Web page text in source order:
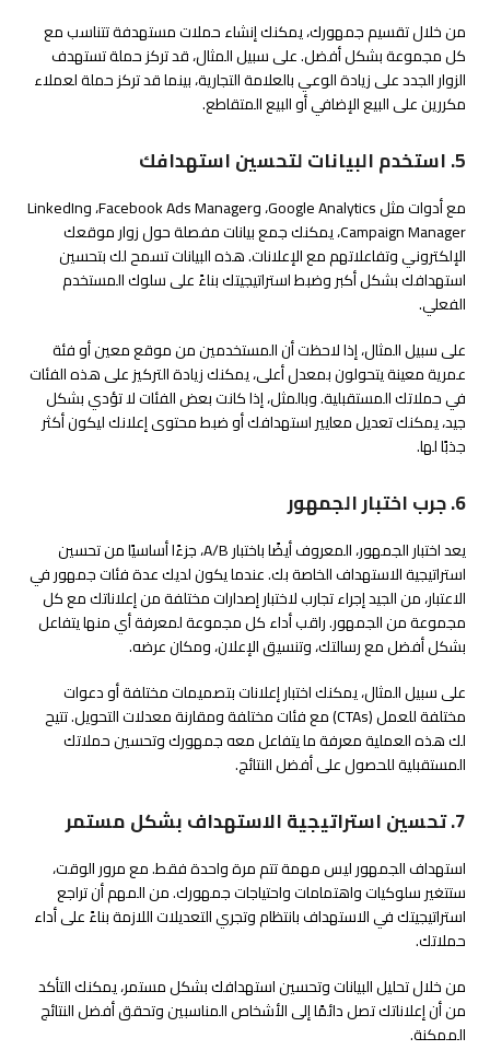
من خلال تقسيم جمهورك، يمكنك إنشاء حملات مستهدفة تتناسب مع
كل مجموعة بشكل أفضل. على سبيل المثال، قد تركز حملة تستهدف
الزوار الجدد على زيادة الوعي بالعلامة التجارية، بينما قد تركز حملة لعملاء
مكررين على البيع الإضافي أو البيع المتقاطع.
5. استخدم البيانات لتحسين استهدافك
مع أدوات مثل Google Analytics، وFacebook Ads Manager، وLinkedIn
Campaign Manager، يمكنك جمع بيانات مفصلة حول زوار موقعك
الإلكتروني وتفاعلاتهم مع الإعلانات. هذه البيانات تسمح لك بتحسين
استهدافك بشكل أكبر وضبط استراتيجيتك بناءً على سلوك المستخدم
الفعلي.
على سبيل المثال، إذا لاحظت أن المستخدمين من موقع معين أو فئة
عمرية معينة يتحولون بمعدل أعلى، يمكنك زيادة التركيز على هذه الفئات
في حملاتك المستقبلية. وبالمثل، إذا كانت بعض الفئات لا تؤدي بشكل
جيد، يمكنك تعديل معايير استهدافك أو ضبط محتوى إعلانك ليكون أكثر
جذبًا لها.
6. جرب اختبار الجمهور
يعد اختبار الجمهور، المعروف أيضًا باختبار A/B، جزءًا أساسيًا من تحسين
استراتيجية الاستهداف الخاصة بك. عندما يكون لديك عدة فئات جمهور في
الاعتبار، من الجيد إجراء تجارب لاختبار إصدارات مختلفة من إعلاناتك مع كل
مجموعة من الجمهور. راقب أداء كل مجموعة لمعرفة أي منها يتفاعل
بشكل أفضل مع رسالتك، وتنسيق الإعلان، ومكان عرضه.
على سبيل المثال، يمكنك اختبار إعلانات بتصميمات مختلفة أو دعوات
مختلفة للعمل (CTAs) مع فئات مختلفة ومقارنة معدلات التحويل. تتيح
لك هذه العملية معرفة ما يتفاعل معه جمهورك وتحسين حملاتك
المستقبلية للحصول على أفضل النتائج.
7. تحسين استراتيجية الاستهداف بشكل مستمر
استهداف الجمهور ليس مهمة تتم مرة واحدة فقط. مع مرور الوقت،
ستتغير سلوكيات واهتمامات واحتياجات جمهورك. من المهم أن تراجع
استراتيجيتك في الاستهداف بانتظام وتجري التعديلات اللازمة بناءً على أداء
حملاتك.
من خلال تحليل البيانات وتحسين استهدافك بشكل مستمر، يمكنك التأكد
من أن إعلاناتك تصل دائمًا إلى الأشخاص المناسبين وتحقق أفضل النتائج
الممكنة.